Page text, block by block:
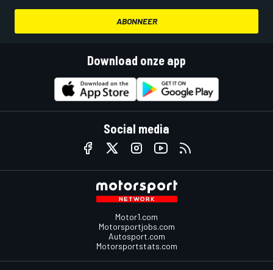
ABONNEER
Download onze app
Social media
Motor1.com
Motorsportjobs.com
Autosport.com
Motorsportstats.com